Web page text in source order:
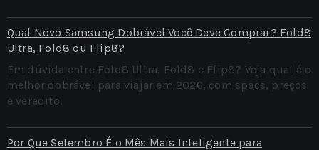
Qual Novo Samsung Dobrável Você Deve Comprar? Fold8
Ultra, Fold8 ou Flip8?
Em dúvida entre Fold8 Ultra, Fold8 e Flip8? Veja qual é o
melhor dobrável para viajar em 2026, com specs, preços
e veredito.
Por Que Setembro É o Mês Mais Inteligente para